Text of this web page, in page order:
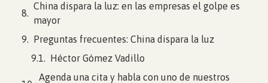
China dispara la luz: en las empresas el golpe es
mayor
Preguntas frecuentes: China dispara la luz
Héctor Gómez Vadillo
Agenda una cita y habla con uno de nuestros